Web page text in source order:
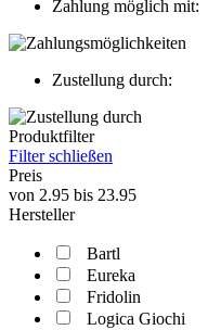
Zahlung möglich mit:
Zustellung durch:
Produktfilter
Filter schließen
Preis
von 2.95 bis 23.95
Hersteller
Bartl
Eureka
Fridolin
Logica Giochi